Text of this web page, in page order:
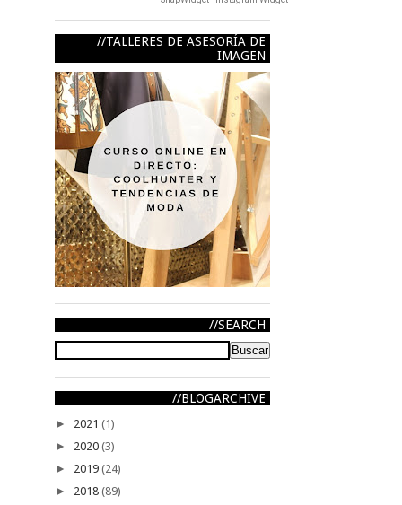
TALLERES DE ASESORÍA DE
IMAGEN
SEARCH
BLOGARCHIVE
► 2021 (1)
► 2020 (3)
► 2019 (24)
► 2018 (89)